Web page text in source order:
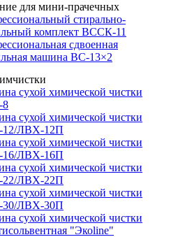
для мини-прачечных
стирально-
комплект ВССК-11
сдвоенная
машина ВС-13×2
сухой химической чистки
сухой химической чистки
ЛВХ-12П
сухой химической чистки
ЛВХ-16П
сухой химической чистки
ЛВХ-22П
сухой химической чистки
ЛВХ-30П
сухой химической чистки
"Экоline"